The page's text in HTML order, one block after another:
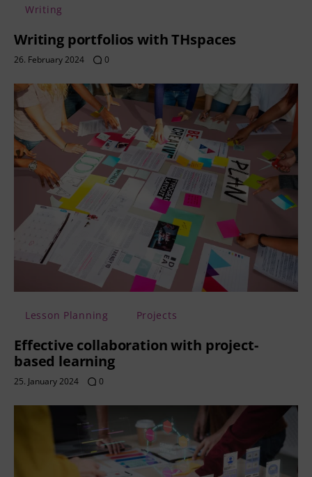
Writing
Writing portfolios with THspaces
26. February 2024 0
Lesson Planning Projects
Effective collaboration with project-
based learning
25. January 2024 0